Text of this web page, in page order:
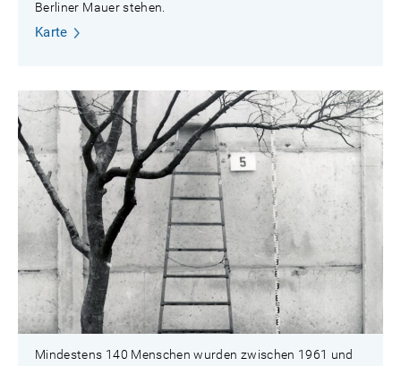
Berliner Mauer stehen.
Karte
Mindestens 140 Menschen wurden zwischen 1961 und